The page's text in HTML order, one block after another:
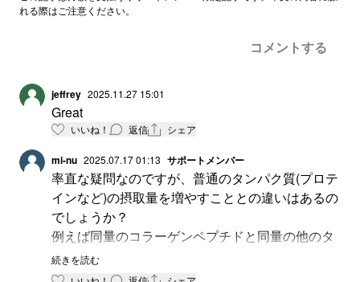
れる際はご注意ください。
コメントする
jeffrey 2025.11.27 15:01
Great
いいね！ 返信 シェア
mi-nu 2025.07.17 01:13 サポートメンバー
率直な疑問なのですが、普通のタンパク質(プロテ
インなど)の摂取量を増やすこととの違いはあるの
でしょうか？
例えば同量のコラーゲンペプチドと同量の他のタ
ンパク質とを接種した場合、コラーゲンペプチド
側によりメリットがあるエビデンスなどはあった
続きを読む